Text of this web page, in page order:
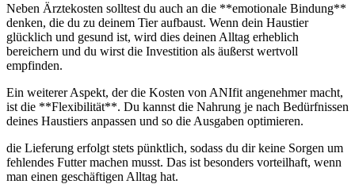
Neben Ärztekosten ⁢solltest du ‌auch ​an die **emotionale Bindung**
⁢denken, die du‍ zu​ deinem Tier aufbaust. ​Wenn dein Haustier
glücklich und ⁢gesund ist, wird​ dies deinen Alltag erheblich
bereichern und⁣ du wirst die Investition ⁤als äußerst⁣ wertvoll
‌empfinden.
Ein weiterer‍ Aspekt, der die⁢ Kosten von ANIfit angenehmer macht,
ist die **Flexibilität**.​ Du kannst die‌ Nahrung je nach Bedürfnissen
deines⁣ Haustiers⁢ anpassen und so die Ausgaben optimieren.
die⁤ Lieferung erfolgt stets pünktlich, sodass du dir ⁣keine Sorgen um
fehlendes ⁤Futter machen musst. Das ist ‍besonders vorteilhaft,​ wenn
man einen geschäftigen Alltag hat.